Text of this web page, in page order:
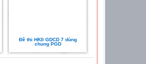
Đề thi HKII GDCD 7 dùng
chung PGD